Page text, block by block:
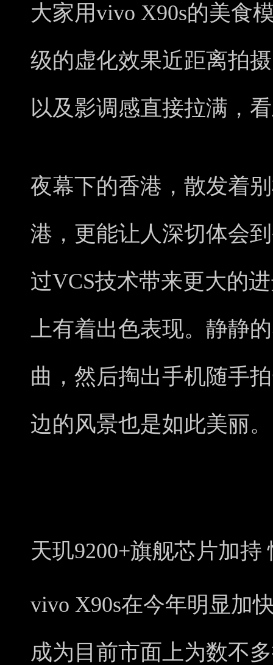
大家用vivo X90s的美食
级的虚化效果近距离拍
以及影调感直接拉满，
夜幕下的香港，散发着
港，更能让人深切体会
过VCS技术带来更大的
上有着出色表现。静静
曲，然后掏出手机随手
边的风景也是如此美丽。
天玑9200+旗舰芯片加持
vivo X90s在今年明显加
成为目前市面上为数不